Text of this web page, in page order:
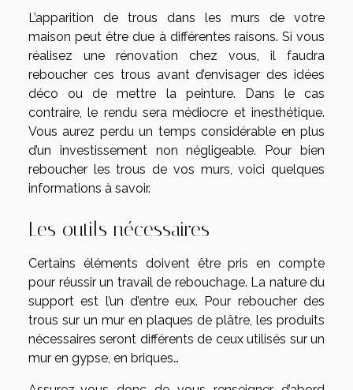
L’apparition de trous dans les murs de votre
maison peut être due à différentes raisons. Si vous
réalisez une rénovation chez vous, il faudra
reboucher ces trous avant d’envisager des idées
déco ou de mettre la peinture. Dans le cas
contraire, le rendu sera médiocre et inesthétique.
Vous aurez perdu un temps considérable en plus
d’un investissement non négligeable. Pour bien
reboucher les trous de vos murs, voici quelques
informations à savoir.
Les outils nécessaires
Certains éléments doivent être pris en compte
pour réussir un travail de rebouchage. La nature du
support est l’un d’entre eux. Pour reboucher des
trous sur un mur en plaques de plâtre, les produits
nécessaires seront différents de ceux utilisés sur un
mur en gypse, en briques…